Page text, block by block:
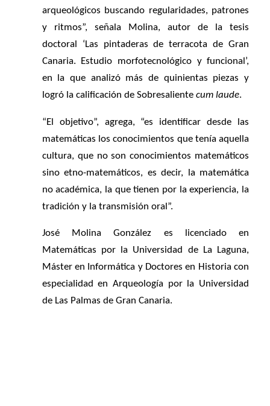
arqueológicos buscando regularidades, patrones
y ritmos”, señala Molina, autor de la tesis
doctoral ‘Las pintaderas de terracota de Gran
Canaria. Estudio morfotecnológico y funcional’,
en la que analizó más de quinientas piezas y
logró la calificación de Sobresaliente cum laude.
“El objetivo”, agrega, “es identificar desde las
matemáticas los conocimientos que tenía aquella
cultura, que no son conocimientos matemáticos
sino etno-matemáticos, es decir, la matemática
no académica, la que tienen por la experiencia, la
tradición y la transmisión oral”.
José Molina González es licenciado en
Matemáticas por la Universidad de La Laguna,
Máster en Informática y Doctores en Historia con
especialidad en Arqueología por la Universidad
de Las Palmas de Gran Canaria.